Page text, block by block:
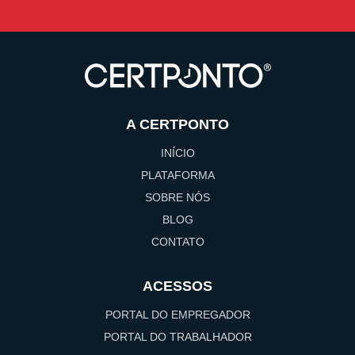
A CERTPONTO
INÍCIO
PLATAFORMA
SOBRE NÓS
BLOG
CONTATO
ACESSOS
PORTAL DO EMPREGADOR
PORTAL DO TRABALHADOR